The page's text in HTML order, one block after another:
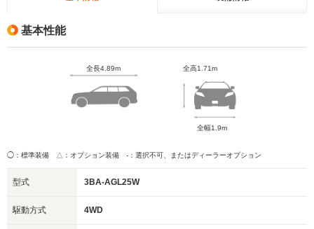
基本性能
全長4.89m 全高1.71m
全幅1.9m
◯：標準装備 △：オプション装備 -：選択不可、またはディーラーオプション
型式 3BA-AGL25W
駆動方式 4WD